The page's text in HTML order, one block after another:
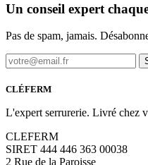
Un conseil expert
Pas de spam, jamais.
CLÉFERM
L'expert serrurerie. Livré chez
CLEFERM
SIRET 444 446 363 00038
2 Rue de la Paroisse